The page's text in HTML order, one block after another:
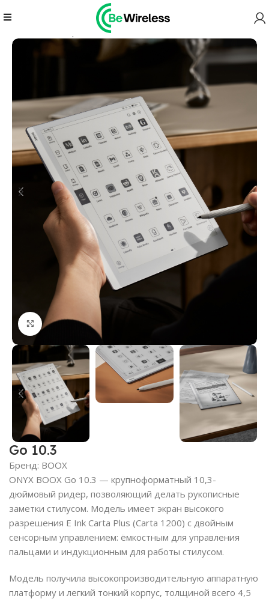
Планшеты
Нажмите, чтобы увеличить
Go 10.3
Бренд: BOOX
ONYX BOOX Go 10.3 — крупноформатный 10,3-
дюймовый ридер, позволяющий делать рукописные
заметки стилусом. Модель имеет экран высокого
разрешения E Ink Carta Plus (Carta 1200) с двойным
сенсорным управлением: ёмкостным для управления
пальцами и индукционным для работы стилусом.
Модель получила высокопроизводительную аппаратную
платформу и легкий тонкий корпус, толщиной всего 4,5